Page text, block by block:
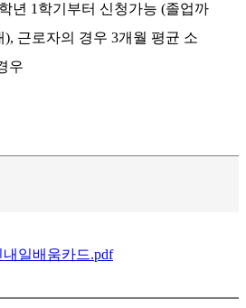
년 1학기부터 신청가능 (졸업까
근로자의 경우 3개월 평균 소
우
내일배움카드.pdf